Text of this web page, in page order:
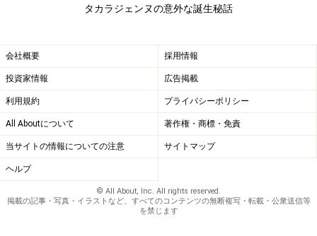
タカラジェンヌの意外な誕生秘話
会社概要 採用情報
投資家情報 広告掲載
利用規約 プライバシーポリシー
All Aboutについて 著作権・商標・免責
当サイトの情報についての注意 サイトマップ
ヘルプ
© All About, Inc. All rights reserved.
掲載の記事・写真・イラストなど、すべてのコンテンツの無断複写・転載・公衆送信等
を禁じます